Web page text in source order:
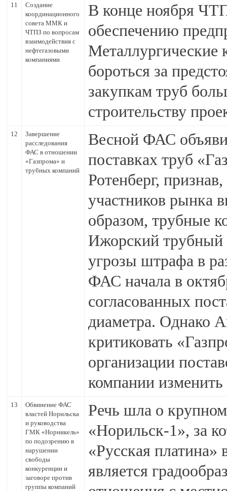
11
Создание
координационного
совета ММК и
ЧТПЗ по вопросам
взаимодействия с
нефтегазовыми
компаниями
В конце ноября
обеспечению
Металлургические
бороться за
закупкам труб
строительству
12
Завершение
расследования
ФАС в отношении
«Газпрома» и
трубных компаний
Весной ФАС
поставках труб
Ротенберг,
участников рынка
образом,
Ижорский трубный
угрозы штрафа в
ФАС начала в
согласованных
диаметра. Однако
критиковать
организации
компании
13
Обвинение ФАС
властей Норильска
и руководства
ГМК «Норникель»
по подозрению в
нарушении
свободы
конкуренции и
заговоре против
группы компаний
Речь шла о
«Норильск-1», за
«Русская
является